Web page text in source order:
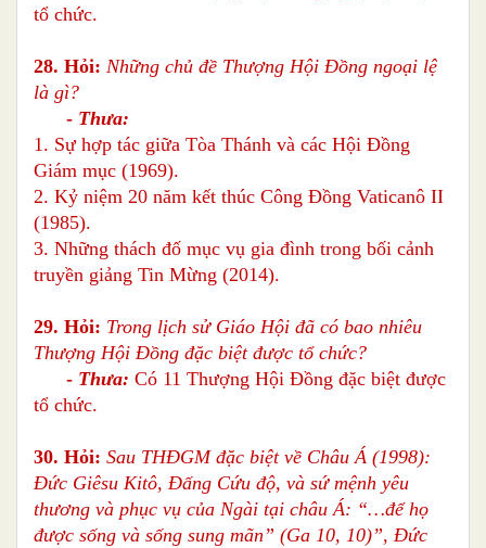
tổ chức.
28. Hỏi: Những chủ đề Thượng Hội Đồng ngoại lệ
là gì?
- Thưa:
1. Sự hợp tác giữa Tòa Thánh và các Hội Ðồng
Giám mục (1969).
2. Kỷ niệm 20 năm kết thúc Công Ðồng Vaticanô II
(1985).
3. Những thách đố mục vụ gia đình trong bối cảnh
truyền giảng Tin Mừng (2014).
29. Hỏi: Trong lịch sử Giáo Hội đã có bao nhiêu
Thượng Hội Đồng đặc biệt được tổ chức?
- Thưa: Có 11 Thượng Hội Đồng đặc biệt được
tổ chức.
30. Hỏi: Sau THĐGM đặc biệt về Châu Á (1998):
Đức Giêsu Kitô, Đấng Cứu độ, và sứ mệnh yêu
thương và phục vụ của Ngài tại châu Á: “…để họ
được sống và sống sung mãn” (Ga 10, 10)”, Đức